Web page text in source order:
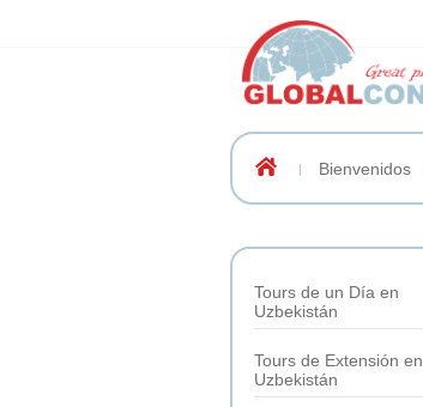
Bienvenidos
Tours de un Día en
Uzbekistán
Tours de Extensión en
Uzbekistán